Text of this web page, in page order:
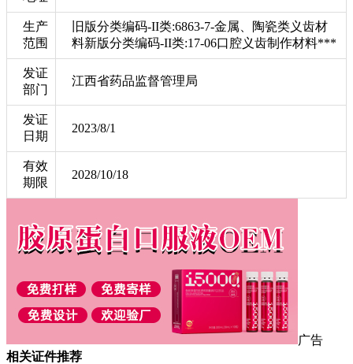
生产
范围
旧版分类编码-II类:6863-7-金属、陶瓷类义齿材
料新版分类编码-II类:17-06口腔义齿制作材料***
发证
部门
江西省药品监督管理局
发证
日期
2023/8/1
有效
期限
2028/10/18
广告
相关证件推荐